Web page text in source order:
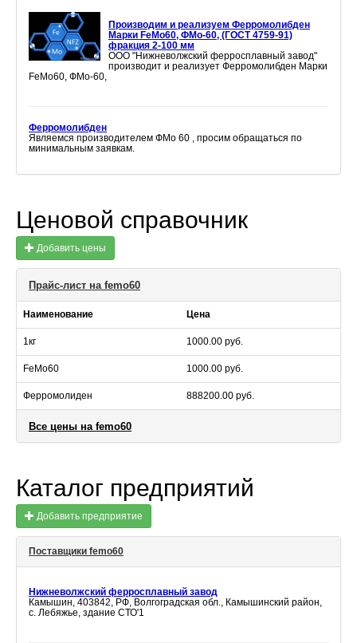
Производим и реализуем Ферромолибден
Марки FeMo60, ФМо-60, (ГОСТ 4759-91)
фракция 2-100 мм
ООО "Нижневолжский ферросплавный завод"
производит и реализует Ферромолибден Марки
FeMo60, ФМо-60,
Ферромолибден
Являемся производителем ФМо 60 , просим обращаться по
минимальным заявкам.
Ценовой справочник
Добавить цены
Прайс-лист на femo60
Наименование Цена
1кг 1000.00 руб.
FeMo60 1000.00 руб.
Ферромолиден 888200.00 руб.
Все цены на femo60
Каталог предприятий
Добавить предприятие
Поставщики femo60
Нижневолжский ферросплавный завод
Камышин, 403842, РФ, Волгоградская обл., Камышинский район,
с. Лебяжье, здание СТО'1